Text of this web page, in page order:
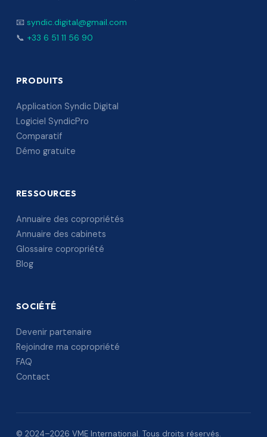
📧 syndic.digital@gmail.com
📞 +33 6 51 11 56 90
PRODUITS
Application Syndic Digital
Logiciel SyndicPro
Comparatif
Démo gratuite
RESSOURCES
Annuaire des copropriétés
Annuaire des cabinets
Glossaire copropriété
Blog
SOCIÉTÉ
Devenir partenaire
Rejoindre ma copropriété
FAQ
Contact
© 2024–2026 VME International. Tous droits réservés.